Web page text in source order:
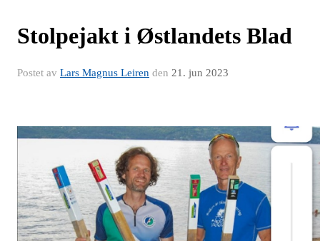
Stolpejakt i Østlandets Blad
Postet av Lars Magnus Leiren den 21. jun 2023